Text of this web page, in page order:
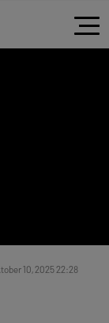
10, 2025 22:28